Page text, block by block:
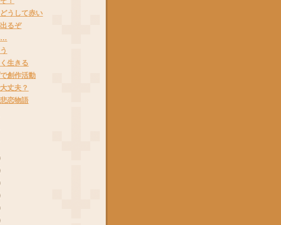
どうして赤い
るぞ
…
生きる
創作活動
丈夫？
恋物語